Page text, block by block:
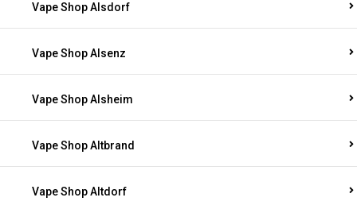
Vape Shop Alsdorf
Vape Shop Alsenz
Vape Shop Alsheim
Vape Shop Altbrand
Vape Shop Altdorf